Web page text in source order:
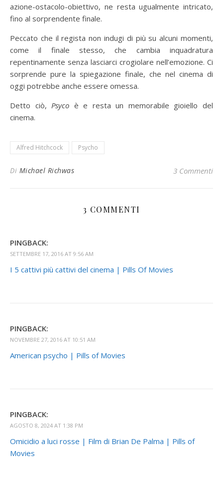
azione-ostacolo-obiettivo, ne resta ugualmente intricato,
fino al sorprendente finale.
Peccato che il regista non indugi di più su alcuni momenti,
come il finale stesso, che cambia inquadratura
repentinamente senza lasciarci crogiolare nell’emozione. Ci
sorprende pure la spiegazione finale, che nel cinema di
oggi potrebbe anche essere omessa.
Detto ciò, Psyco è e resta un memorabile gioiello del
cinema.
Alfred Hitchcock Psycho
Di Michael Richwas 3 Commenti
3 COMMENTI
PINGBACK:
SETTEMBRE 17, 2016 AT 9:56 AM
I 5 cattivi più cattivi del cinema | Pills Of Movies
PINGBACK:
NOVEMBRE 27, 2016 AT 10:51 AM
American psycho | Pills of Movies
PINGBACK:
AGOSTO 8, 2024 AT 1:38 PM
Omicidio a luci rosse | Film di Brian De Palma | Pills of
Movies